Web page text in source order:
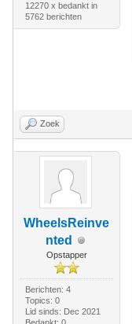
12270 x bedankt in
5762 berichten
Zoek
WheelsReinve
nted
Opstapper
Berichten: 4
Topics: 0
Lid sinds: Dec 2021